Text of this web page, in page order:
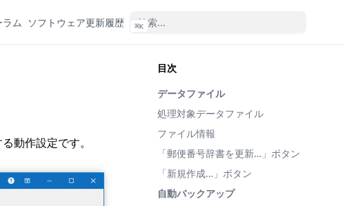
ム ソフトウェア更新履歴 ⌘K
目次
データファイル
処理対象データファイル
ファイル情報
「郵便番号辞書を更新…」ボタン
「新規作成…」ボタン
自動バックアップ
動作設定です。